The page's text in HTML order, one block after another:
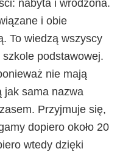
nabyta i wrodzona.
i obie
To wiedzą wszyscy
podstawowej.
nie mają
jak sama nazwa
Przyjmuje się,
dopiero około 20
wtedy dzięki